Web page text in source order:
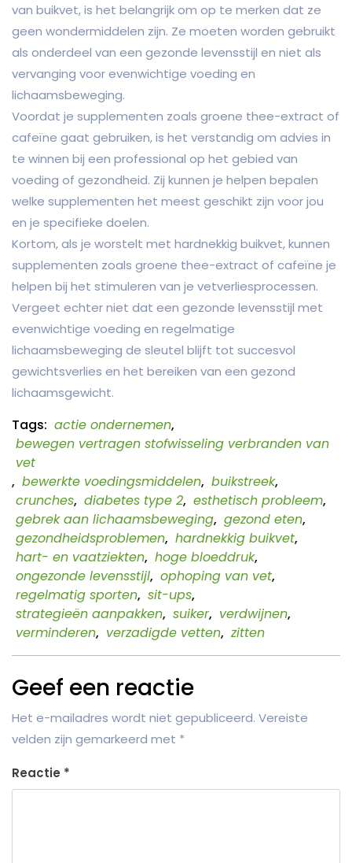
van buikvet, is het belangrijk om op te merken dat ze
geen wondermiddelen zijn. Ze moeten worden gebruikt
als onderdeel van een gezonde levensstijl en niet als
vervanging voor evenwichtige voeding en
lichaamsbeweging.
Voordat je supplementen zoals groene thee-extract of
cafeïne gaat gebruiken, is het verstandig om advies in
te winnen bij een professional op het gebied van
voeding of gezondheid. Zij kunnen je helpen bepalen
welke supplementen het meest geschikt zijn voor jou
en je specifieke doelen.
Kortom, als je worstelt met hardnekkig buikvet, kunnen
supplementen zoals groene thee-extract of cafeïne je
helpen bij het stimuleren van je vetverliesprocessen.
Vergeet echter niet dat een gezonde levensstijl met
evenwichtige voeding en regelmatige
lichaamsbeweging de sleutel blijft tot succesvol
gewichtsverlies en het bereiken van een gezond
lichaamsgewicht.
Tags: actie ondernemen,
bewegen vertragen stofwisseling verbranden van
vet
, bewerkte voedingsmiddelen, buikstreek,
crunches, diabetes type 2, esthetisch probleem,
gebrek aan lichaamsbeweging, gezond eten,
gezondheidsproblemen, hardnekkig buikvet,
hart- en vaatziekten, hoge bloeddruk,
ongezonde levensstijl, ophoping van vet,
regelmatig sporten, sit-ups,
strategieën aanpakken, suiker, verdwijnen,
verminderen, verzadigde vetten, zitten
Geef een reactie
Het e-mailadres wordt niet gepubliceerd. Vereiste
velden zijn gemarkeerd met *
Reactie *